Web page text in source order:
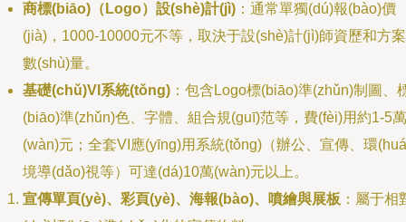
商標(biāo)（Logo）設(shè)計(jì) ：通常單獨(dú)報(bào)價
(jià)，1000-10000元不等，取決于設(shè)計(jì)師資歷和方案
數(shù)量。
基礎(chǔ)VI系統(tǒng) ：包含Logo標(biāo)準(zhǔn)制圖、
(biāo)準(zhǔn)色、字體、組合規(guī)范等，費(fèi)用約1-5萬
(wàn)元；全套VI應(yīng)用系統(tǒng)（辦公、宣傳、環
境導(dǎo)視等）可達(dá)10萬(wàn)元以上。
宣傳單頁(yè)、彩頁(yè)、海報(bào)、噴繪與展板 ：屬于相